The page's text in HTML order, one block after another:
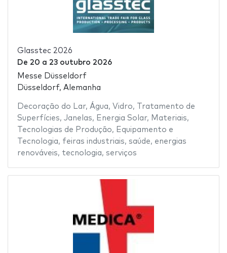
Glasstec 2026
De 20 a 23 outubro 2026
Messe Düsseldorf
Düsseldorf, Alemanha
Decoração do Lar, Água, Vidro,
Tratamento de
Superfícies, Janelas, Energia Solar, Materiais,
Tecnologias de Produção, Equipamento e
Tecnologia, feiras industriais, saúde, energias
renováveis, tecnologia, serviços